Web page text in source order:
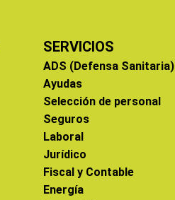
SERVICIOS
ADS (Defensa Sanitaria)
Ayudas
Selección de personal
Seguros
Laboral
Jurídico
Fiscal y Contable
Energía